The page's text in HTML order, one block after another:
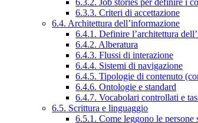
6.3.2. Job stories per definire i
6.3.3. Criteri di accettazione
6.4. Architettura dell’informazione
6.4.1. Definire l’architettura
6.4.2. Alberatura
6.4.3. Flussi di interazione
6.4.4. Sistemi di navigazione
6.4.5. Tipologie di contenuto
6.4.6. Ontologie e standard
6.4.7. Vocabolari controllati e
6.5. Scrittura e linguaggio
6.5.1. Come leggono le persone